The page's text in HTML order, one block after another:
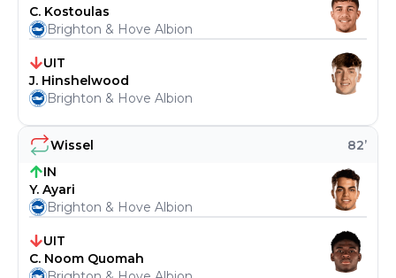
Wissel 82’
IN
Y. Ayari
Brighton & Hove Albion
UIT
C. Noom Quomah
C. Kostoulas
Brighton & Hove Albion
UIT
J. Hinshelwood
Brighton & Hove Albion